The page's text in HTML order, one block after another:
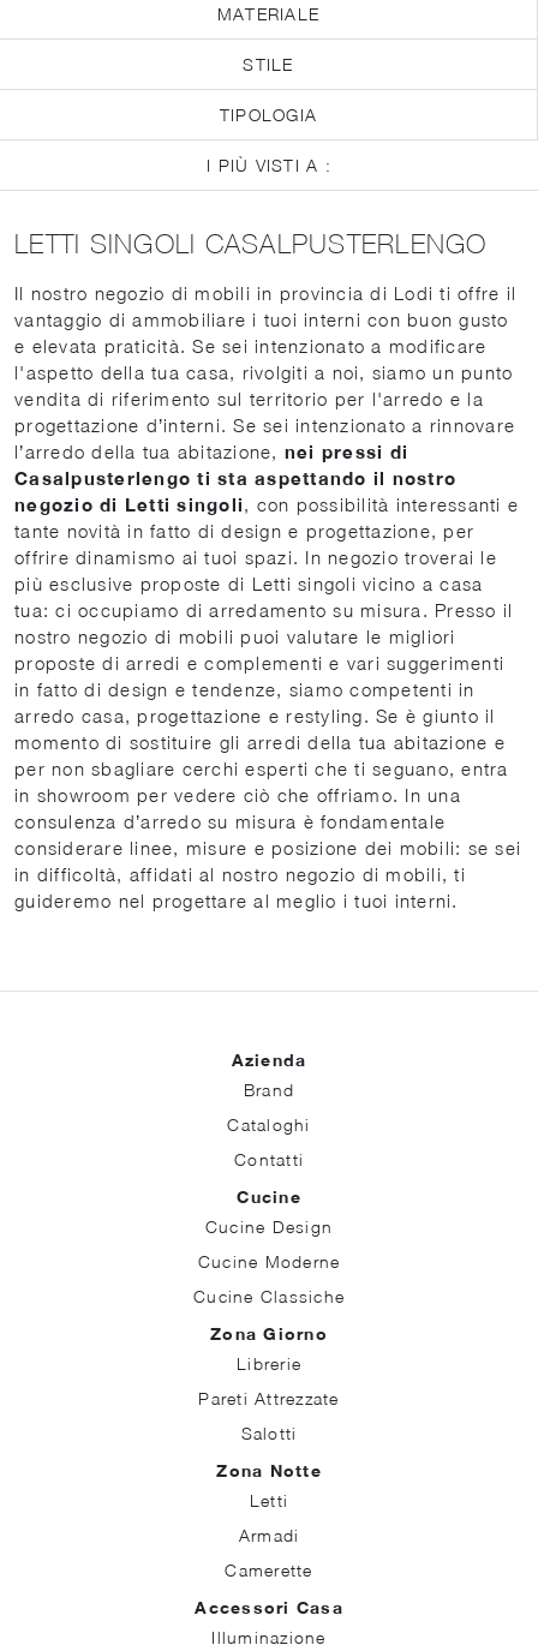
MATERIALE
STILE
TIPOLOGIA
I PIÙ VISTI A :
LETTI SINGOLI CASALPUSTERLENGO
Il nostro negozio di mobili in provincia di Lodi ti offre il
vantaggio di ammobiliare i tuoi interni con buon gusto
e elevata praticità. Se sei intenzionato a modificare
l'aspetto della tua casa, rivolgiti a noi, siamo un punto
vendita di riferimento sul territorio per l'arredo e la
progettazione d’interni. Se sei intenzionato a rinnovare
l’arredo della tua abitazione, nei pressi di
Casalpusterlengo ti sta aspettando il nostro
negozio di Letti singoli, con possibilità interessanti e
tante novità in fatto di design e progettazione, per
offrire dinamismo ai tuoi spazi. In negozio troverai le
più esclusive proposte di Letti singoli vicino a casa
tua: ci occupiamo di arredamento su misura. Presso il
nostro negozio di mobili puoi valutare le migliori
proposte di arredi e complementi e vari suggerimenti
in fatto di design e tendenze, siamo competenti in
arredo casa, progettazione e restyling. Se è giunto il
momento di sostituire gli arredi della tua abitazione e
per non sbagliare cerchi esperti che ti seguano, entra
in showroom per vedere ciò che offriamo. In una
consulenza d’arredo su misura è fondamentale
considerare linee, misure e posizione dei mobili: se sei
in difficoltà, affidati al nostro negozio di mobili, ti
guideremo nel progettare al meglio i tuoi interni.
Azienda
Brand
Cataloghi
Contatti
Cucine
Cucine Design
Cucine Moderne
Cucine Classiche
Zona Giorno
Librerie
Pareti Attrezzate
Salotti
Zona Notte
Letti
Armadi
Camerette
Accessori Casa
Illuminazione